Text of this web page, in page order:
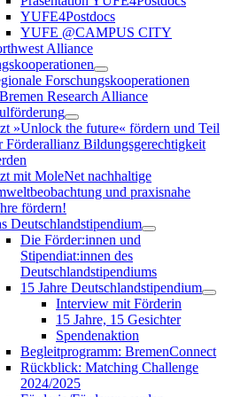
YUFE4Postdocs
YUFE @CAMPUS CITY
Alliance
Forschungskooperationen
Research Alliance
»Unlock the future« fördern und Teil
Förderallianz Bildungsgerechtigkeit
mit MoleNet nachhaltige
und praxisnahe
fördern!
Deutschlandstipendium
Die Förder:innen und
Stipendiat:innen des
Deutschlandstipendiums
15 Jahre Deutschlandstipendium
Interview mit Förderin
15 Jahre, 15 Gesichter
Spendenaktion
Begleitprogramm: BremenConnect
Rückblick: Matching Challenge
2024/2025